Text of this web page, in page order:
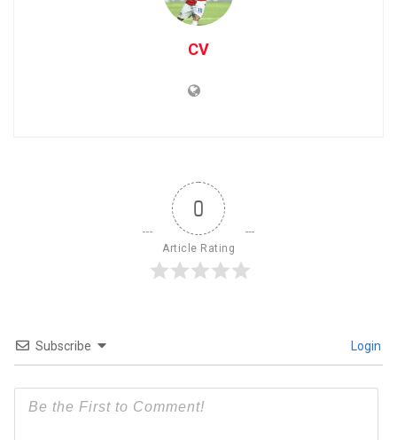
CV
0
Article Rating
Subscribe Login